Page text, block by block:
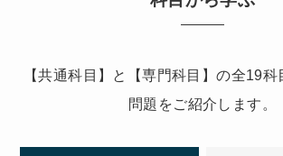
【共通科目】と【専門科目】の全19
問題をご紹介します。